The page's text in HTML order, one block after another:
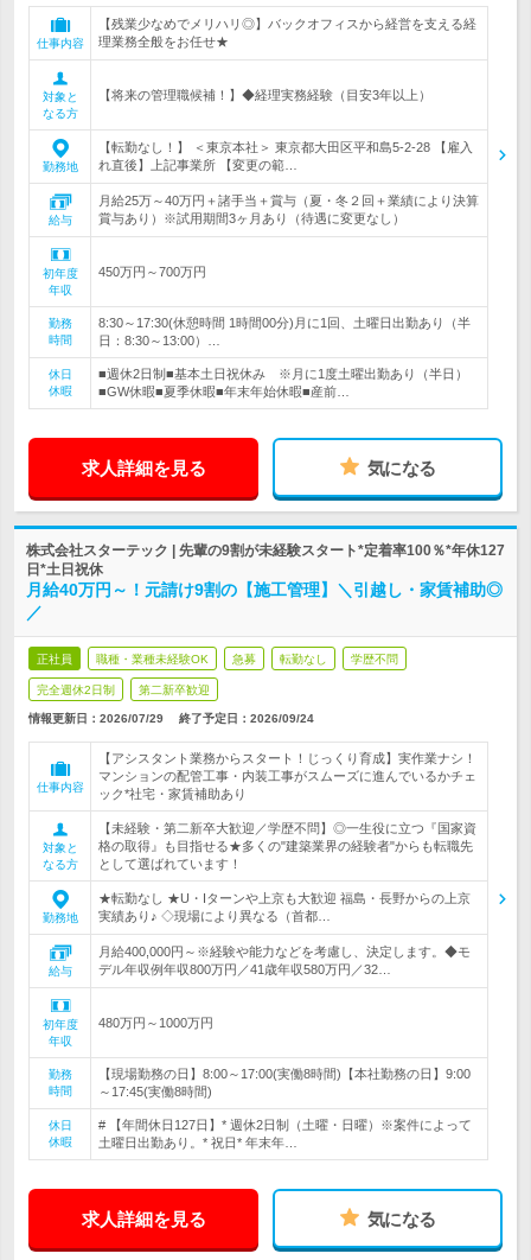
仕事内容
【残業少なめでメリハリ◎】バックオフィスから経営を支える経
理業務全般をお任せ★
対象と
なる方
【将来の管理職候補！】◆経理実務経験（目安3年以上）
勤務地
【転勤なし！】 ＜東京本社＞ 東京都大田区平和島5-2-28 【雇入
れ直後】上記事業所 【変更の範…
給与
月給25万～40万円＋諸手当＋賞与（夏・冬２回＋業績により決算
賞与あり）※試用期間3ヶ月あり（待遇に変更なし）
初年度
年収
450万円～700万円
勤務
時間
8:30～17:30(休憩時間 1時間00分)月に1回、土曜日出勤あり（半
日：8:30～13:00）…
休日
休暇
■週休2日制■基本土日祝休み ※月に1度土曜出勤あり（半日）
■GW休暇■夏季休暇■年末年始休暇■産前…
求人詳細を見る 気になる
株式会社スターテック | 先輩の9割が未経験スタート*定着率100％*年休127
日*土日祝休
月給40万円～！元請け9割の【施工管理】＼引越し・家賃補助◎
／
正社員 職種・業種未経験OK 急募 転勤なし 学歴不問
完全週休2日制 第二新卒歓迎
情報更新日：2026/07/29 終了予定日： 2026/09/24
仕事内容
【アシスタント業務からスタート！じっくり育成】実作業ナシ！
マンションの配管工事・内装工事がスムーズに進んでいるかチェ
ック*社宅・家賃補助あり
対象と
なる方
【未経験・第二新卒大歓迎／学歴不問】◎一生役に立つ『国家資
格の取得』も目指せる★多くの"建築業界の経験者"からも転職先
として選ばれています！
勤務地
★転勤なし ★U・Iターンや上京も大歓迎 福島・長野からの上京
実績あり♪ ◇現場により異なる（首都…
給与
月給400,000円～※経験や能力などを考慮し、決定します。◆モ
デル年収例年収800万円／41歳年収580万円／32…
初年度
年収
480万円～1000万円
勤務
時間
【現場勤務の日】8:00～17:00(実働8時間)【本社勤務の日】9:00
～17:45(実働8時間)
休日
休暇
# 【年間休日127日】* 週休2日制（土曜・日曜）※案件によって
土曜日出勤あり。* 祝日* 年末年…
求人詳細を見る 気になる